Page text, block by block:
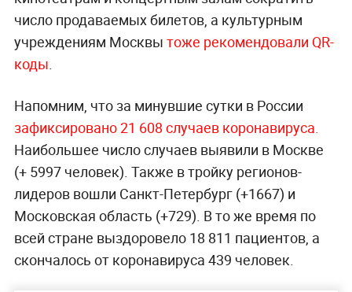
число продаваемых билетов, а культурным
учреждениям Москвы тоже рекомендовали QR-
коды
Напомним, что за минувшие сутки в России
зафиксировано 21 608 случаев коронавируса.
Наибольшее число случаев выявили в Москве
(+ 5997 человек). Также в тройку регионов-
лидеров вошли Санкт-Петербург (+1667) и
Московская область (+729). В то же время по
всей стране выздоровело 18 811 пациентов, а
скончалось от коронавируса 439 человек.